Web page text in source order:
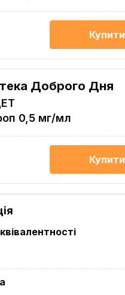
Купити
Доброго Дня
0,5 мг/мл
Купити